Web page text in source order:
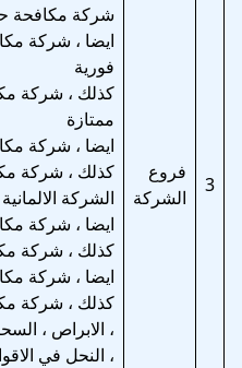
3
فروع
الشركة
شركة مكافحة
ايضا ، شركة
فورية
كذلك ، شركة
ممتازة
ايضا ، شركة
كذلك ، شركة
الشركة
ايضا ، شركة
كذلك ، شركة
ايضا ، شركة
كذلك ، شركة
، الابراص ،
، النحل في